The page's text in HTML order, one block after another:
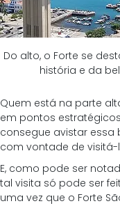
Do alto, o Forte se
história e da
Quem está na parte
em pontos
consegue avistar essa
com vontade de visitá-
E, como pode ser
tal visita só pode ser
uma vez que o Forte